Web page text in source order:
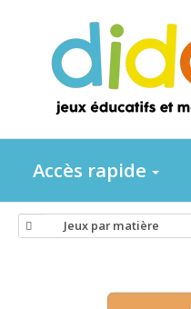
Accès rapide
Jeux par matière